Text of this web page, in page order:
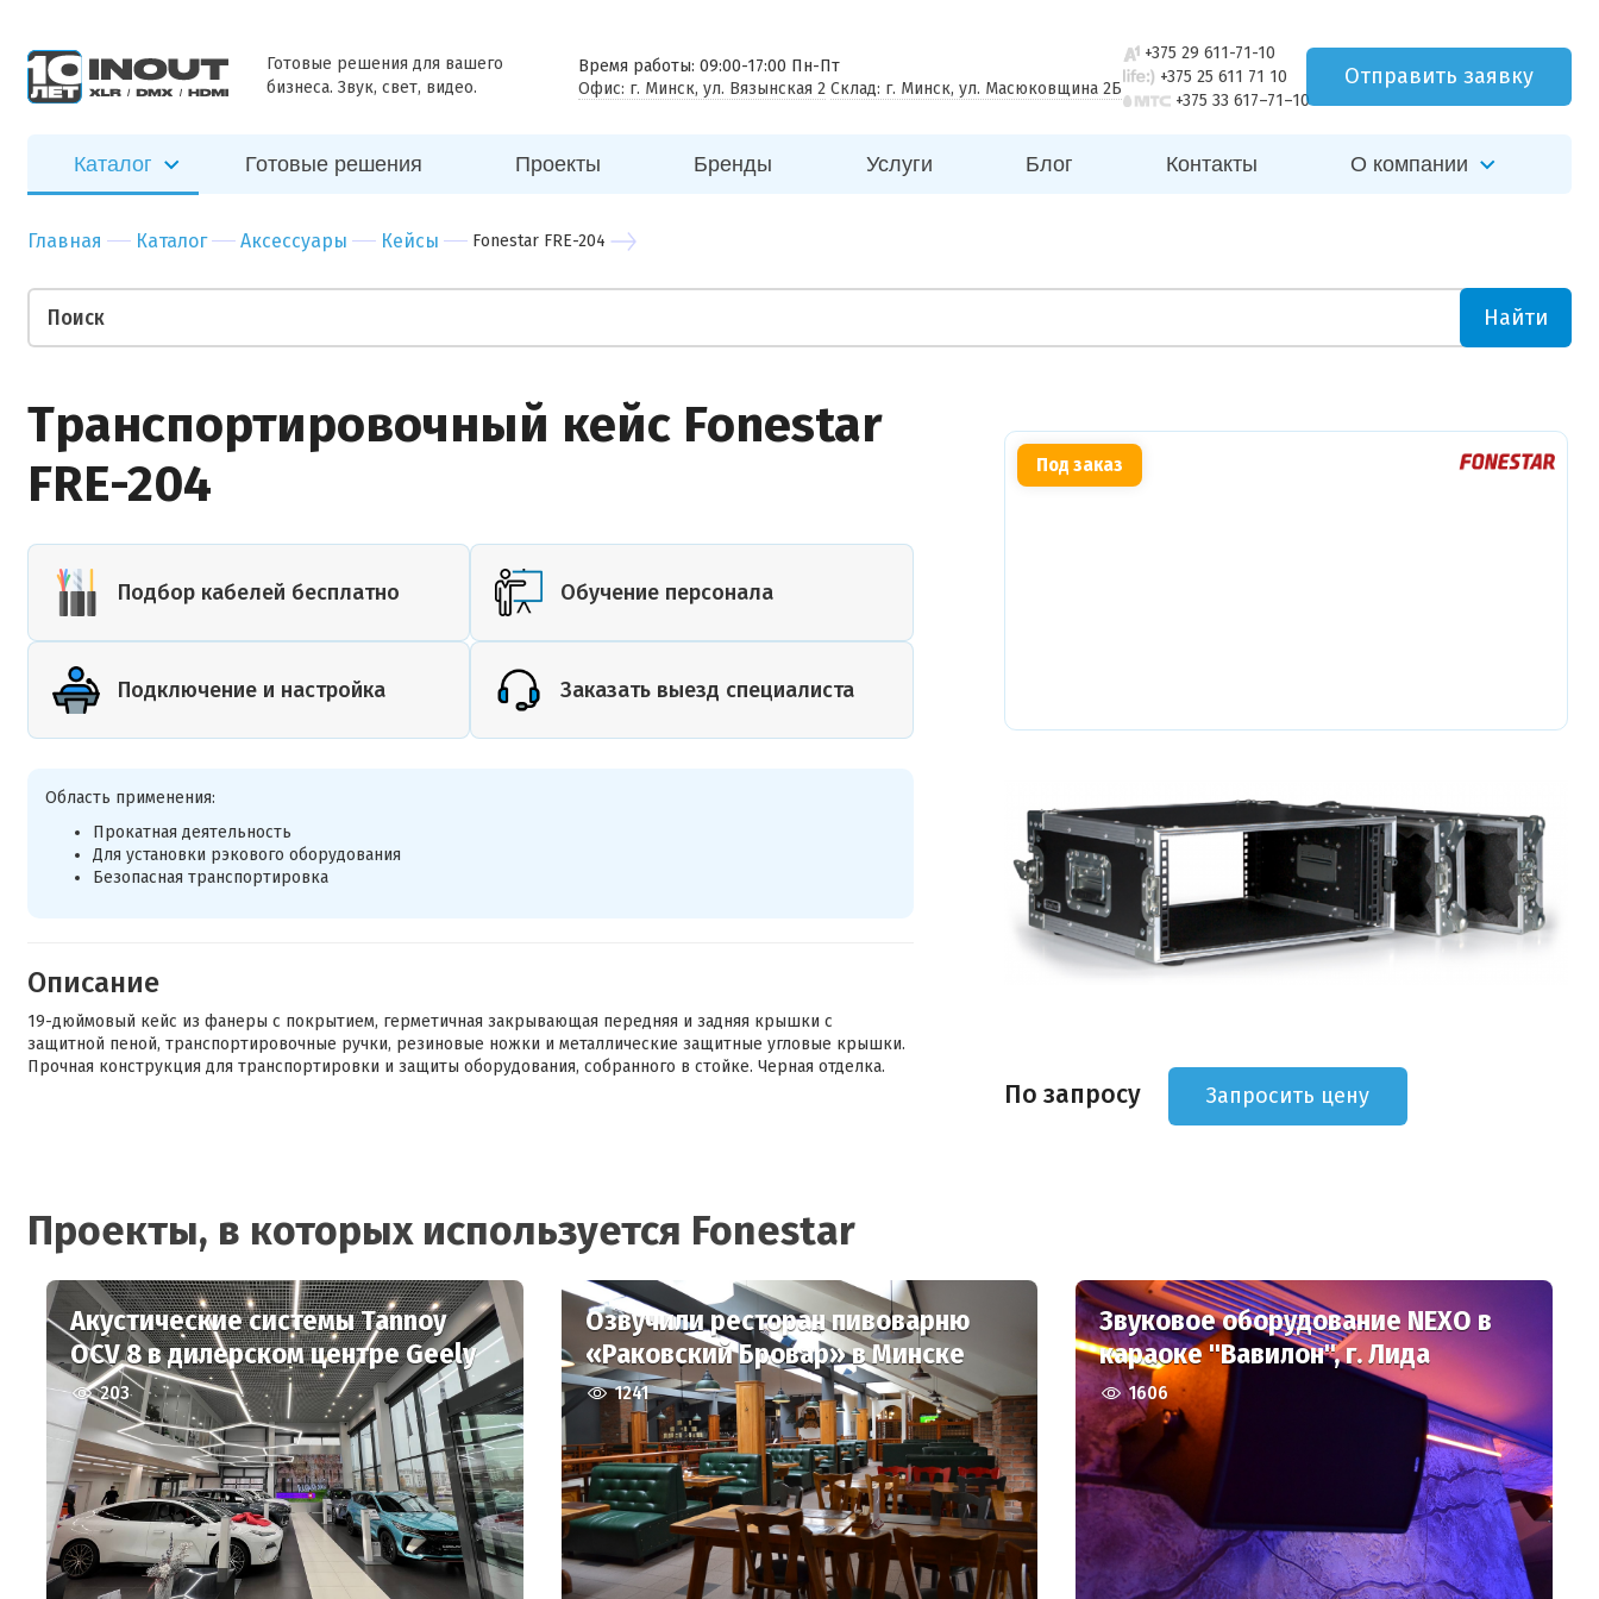
Готовые решения для вашего
бизнеса. Звук, свет, видео.
Время работы: 09:00-17:00 Пн-Пт
Офис: г. Минск, ул. Вязынская 2 Склад: г. Минск, ул. Масюковщина 2Б
+375 29 611-71-10
+375 25 611 71 10
+375 33 617–71–10
Отправить заявку
Каталог Готовые решения Проекты Бренды Услуги Блог Контакты О компании
Главная Каталог Аксессуары Кейсы Fonestar FRE-204
Найти
Транспортировочный кейс Fonestar
FRE-204
Подбор кабелей бесплатно Обучение персонала
Подключение и настройка Заказать выезд специалиста
Область применения:
Прокатная деятельность
Для установки рэкового оборудования
Безопасная транспортировка
Описание
19-дюймовый кейс из фанеры с покрытием, герметичная закрывающая передняя и задняя крышки с
защитной пеной, транспортировочные ручки, резиновые ножки и металлические защитные угловые крышки.
Прочная конструкция для транспортировки и защиты оборудования, собранного в стойке. Черная отделка.
Под заказ
По запросу Запросить цену
Проекты, в которых используется Fonestar
Акустические системы Tannoy
OCV 8 в дилерском центре Geely
203
Озвучили ресторан пивоварню
«Раковский Бровар» в Минске
1241
Звуковое оборудование NEXO в
караоке "Вавилон", г. Лида
1606
Отправить
свяжется с
вами в
Отправить
Ресторан
Переговорная комната
Гостиница
Бутик
Музей
Салон красоты
Бизнес центр
Ваши пожелания
или план